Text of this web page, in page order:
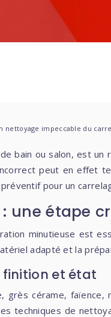
nettoyage impeccable du
peut en effet
pour un
une étape
minutieuse est
adapté et la
finition et état
cérame,
techniques de